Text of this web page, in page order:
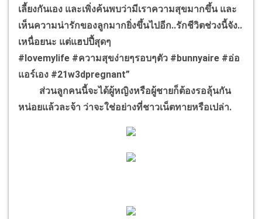
เลี้ยงกันเอง และเพิ่งค้นพบว่ามีเราความสุขมากขึ้น และ
เห็นความน่ารักของลูกมากยิ่งขึ้นไปอีก..รักชีวิตช่วงนี้จัง..
เหนื่อยนะ แต่แฮปปี้สุดๆ
#lovemylife #ความสุขง่ายๆรอบๆตัว #bunnyaire #อ่อ
แอร์เอง #21w3dpregnant”
ส่วนลูกคนนี้จะได้ผู้หญิงหรือผู้ชายก็ต้องรอลุ้นกัน
หน่อยแล้วละจ้า ว่าจะใช่อย่างที่ชาวเน็ตทายหรือเปล่า.